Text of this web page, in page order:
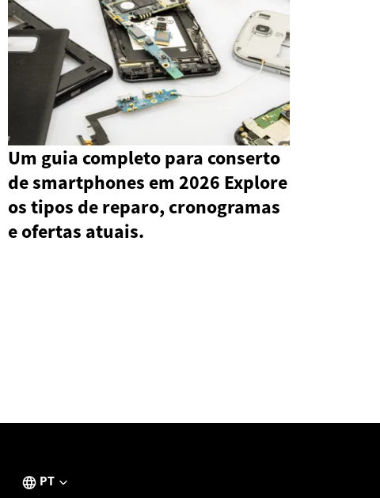
Um guia completo para conserto
de smartphones em 2026 Explore
os tipos de reparo, cronogramas
e ofertas atuais.
PT